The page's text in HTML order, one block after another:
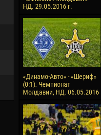
Jayder Moreno ASPRILLA
22 March
Samba KONÉ
26 March
Vitor Hugo Morais de OLIVEIRA
28 March
Raí LOPES DE OLIVEIRA
НД. 29.05.2016 г.
«Динамо-Авто» - «Шериф»
(0:1). Чемпионат
Молдавии, НД. 06.05.2016